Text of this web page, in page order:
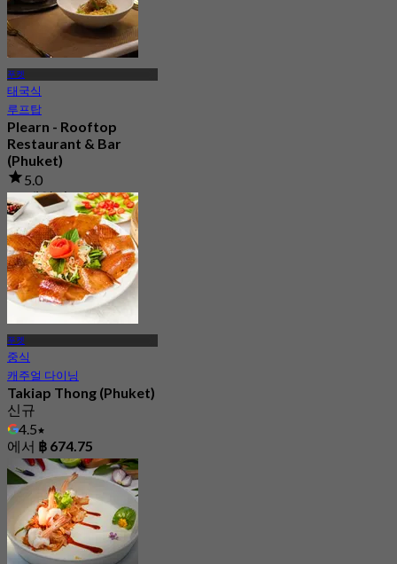
푸켓
태국식
루프탑
Plearn - Rooftop
Restaurant & Bar
(Phuket)
5.0
77 예약됨
에서 ฿ 625
푸켓
중식
캐주얼 다이닝
Takiap Thong (Phuket)
신규
4.5
에서 ฿ 674.75